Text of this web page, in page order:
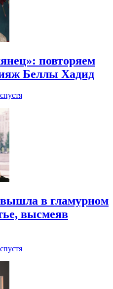
повторяем
Беллы Хадид
в гламурном
высмеяв